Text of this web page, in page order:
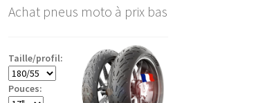
Achat pneus moto à prix bas
Taille/profil:
Pouces: